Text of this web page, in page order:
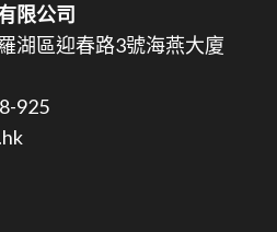
限公司
湖區迎春路3號海燕大廈
925